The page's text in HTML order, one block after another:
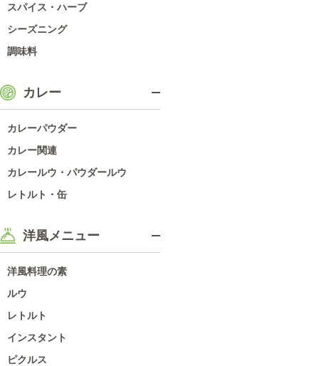
スパイス・ハーブ
シーズニング
調味料
カレー
カレーパウダー
カレー関連
カレールウ・パウダールウ
レトルト・缶
洋風メニュー
洋風料理の素
ルウ
レトルト
インスタント
ピクルス